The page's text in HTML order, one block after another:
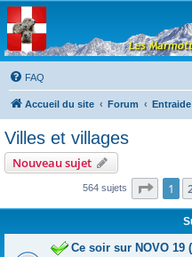
Les Marmottes de
Savoie
Forum d'entraide généalogique
FAQ
Accueil du site Forum Entraide
Villes et villages
Nouveau sujet
564 sujets Page 1
1
Ce soir sur NOVO 19